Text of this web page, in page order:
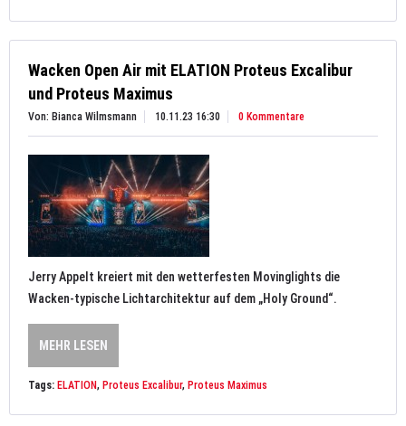
Wacken Open Air mit ELATION Proteus Excalibur
und Proteus Maximus
Von: Bianca Wilmsmann 10.11.23 16:30 0 Kommentare
Jerry Appelt kreiert mit den wetterfesten Movinglights die
Wacken-typische Lichtarchitektur auf dem „Holy Ground“.
MEHR LESEN
Tags: ELATION, Proteus Excalibur, Proteus Maximus